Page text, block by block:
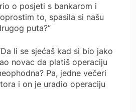
o posjeti s bankarom i
to, spasila si našu
puta?”
li se sjećaš kad si bio jako
novac da platiš operaciju
Pa, jedne večeri
i on je uradio operaciju